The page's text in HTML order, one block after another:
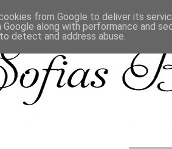
from Google to deliver its
Google along with performance and
detect and address abuse.